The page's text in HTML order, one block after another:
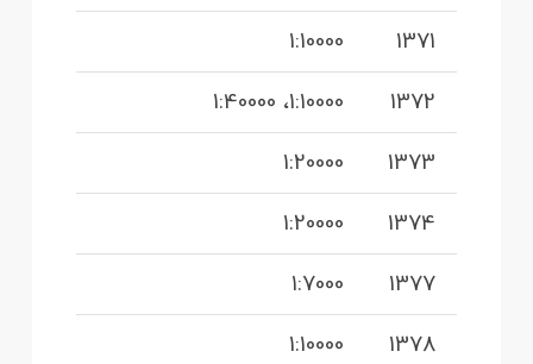
1371
1:10000
1372
1:10000، 1:40000
1373
1:20000
1374
1:20000
1377
1:7000
1378
1:10000